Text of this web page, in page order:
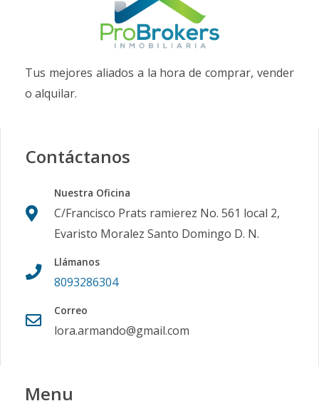
Tus mejores aliados a la hora de comprar, vender
o alquilar.
Contáctanos
Nuestra Oficina
C/Francisco Prats ramierez No. 561 local 2,
Evaristo Moralez Santo Domingo D. N.
Llámanos
8093286304
Correo
lora.armando@gmail.com
Menu